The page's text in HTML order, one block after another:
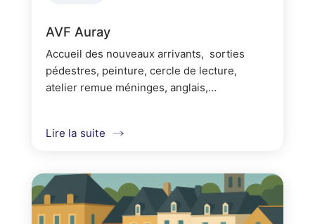
AVF Auray
Accueil des nouveaux arrivants, sorties
pédestres, peinture, cercle de lecture,
atelier remue méninges, anglais,
Lire la suite